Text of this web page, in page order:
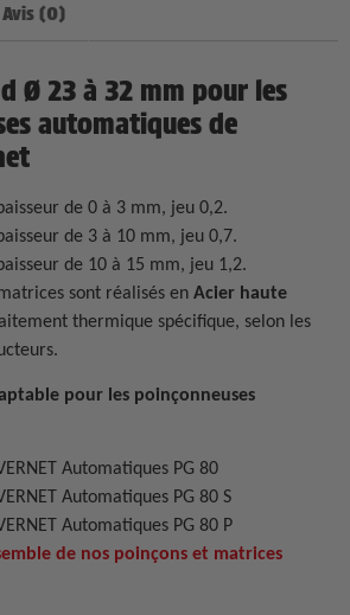
Avis (0)
Ø 23 à 32 mm pour les
automatiques de
de 0 à 3 mm, jeu 0,2.
de 3 à 10 mm, jeu 0,7.
de 10 à 15 mm, jeu 1,2.
sont réalisés en Acier haute
thermique spécifique, selon les
pour les poinçonneuses
Automatiques PG 80
Automatiques PG 80 S
Automatiques PG 80 P
de nos poinçons et matrices